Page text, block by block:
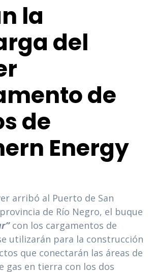
la
del
de
de
Energy
arribó al Puerto de San
de Río Negro, el buque
con los cargamentos de
utilizarán para la construcción
que conectarán las áreas de
gas en tierra con los dos